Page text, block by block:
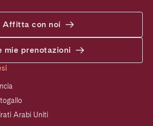
Affitta con noi
mie prenotazioni
Arabi Uniti